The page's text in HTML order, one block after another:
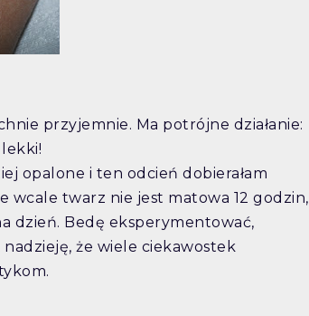
przyjemnie. Ma potrójne działanie:
opalone i ten odcień dobierałam
wcale twarz nie jest matowa 12 godzin,
dzień. Bedę eksperymentować,
że wiele ciekawostek